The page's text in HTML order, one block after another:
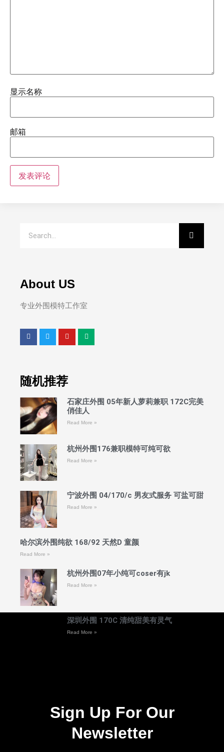
显示名称
邮箱
About US
专业外围模特工作室
随机推荐
石家庄外围 05年新人萝莉兼职 172C完美
俏佳人
Read More »
杭州外围176兼职模特可纯可欲
Read More »
宁波外围 04/170/c 男友式服务 可盐可甜
Read More »
哈尔滨外围纯欲 168/92 天然D 童颜
Read More »
杭州外围07年小纯可coser有jk
Read More »
深圳外围 170C 清纯甜美有灵气
Read More »
Sign Up For Our
Newsletter